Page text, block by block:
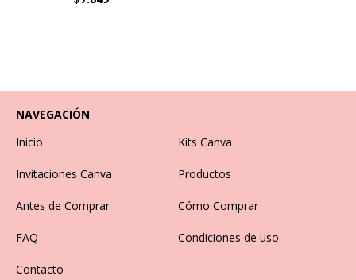
NAVEGACIÓN
Inicio
Kits Canva
Invitaciones Canva Productos
Antes de Comprar Cómo Comprar
FAQ Condiciones de uso
Contacto